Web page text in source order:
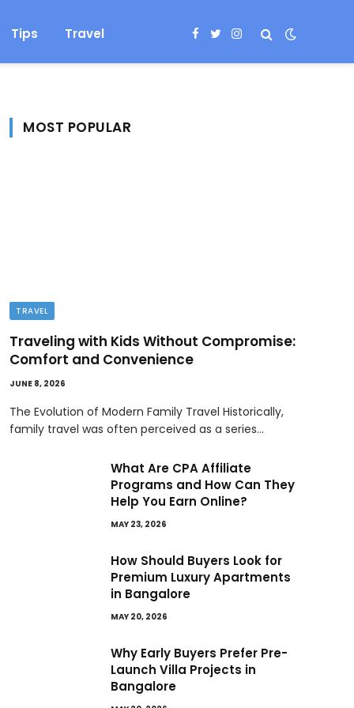
Tips Travel Facebook
TwitterInstagram
MOST POPULAR
TRAVEL
Traveling with Kids Without Compromise:
Comfort and Convenience
JUNE 8, 2026
The Evolution of Modern Family Travel Historically,
family travel was often perceived as a series…
What Are CPA Affiliate
Programs and How Can They
Help You Earn Online?
MAY 23, 2026
How Should Buyers Look for
Premium Luxury Apartments
in Bangalore
MAY 20, 2026
Why Early Buyers Prefer Pre-
Launch Villa Projects in
Bangalore